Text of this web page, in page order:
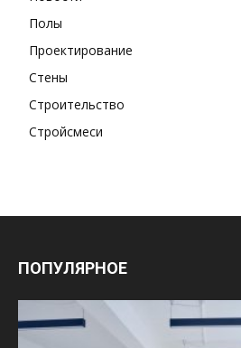
Полы
Проектирование
Стены
Строительство
Стройсмеси
ПОПУЛЯРНОЕ